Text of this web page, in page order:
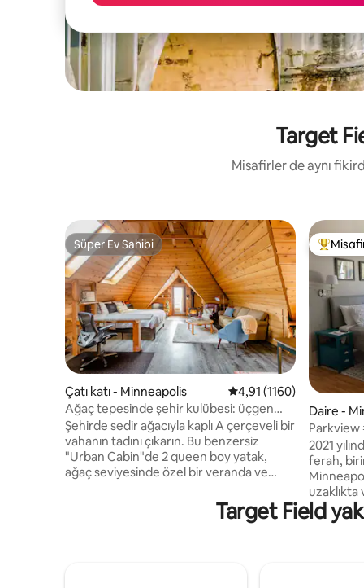
Target
Misafirler de aynı
Süper Ev Sahibi
Süper Ev Sahibi
Çatı katı - Minneapolis 5 üzerinden ortalama
4,91 (1160)
Ağaç tepesinde şehir kulübesi: üçgen
çatı katı + özel veranda
Şehirde sedir ağacıyla kaplı A çerçeveli bir
vahanın tadını çıkarın. Bu benzersiz
"Urban Cabin"de 2 queen boy yatak,
ağaç seviyesinde özel bir veranda ve
müdavimleri ve sporseverler için
mükemmel: The Armory (0,6 mil) ve US
Daire -
Parkview
Ctr
2021
ferah,
Target Field